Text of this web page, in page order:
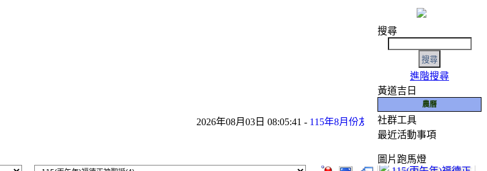
如有任何寶貴意見，
2026年08月03日 08:05:41 - 115年8月份友宮參香預告- 2026年06月25日
搜尋
進階搜尋
黃道吉日
農曆
社群工具
最近活動事項
圖片跑馬燈
115(丙午年)福德正神聖誕